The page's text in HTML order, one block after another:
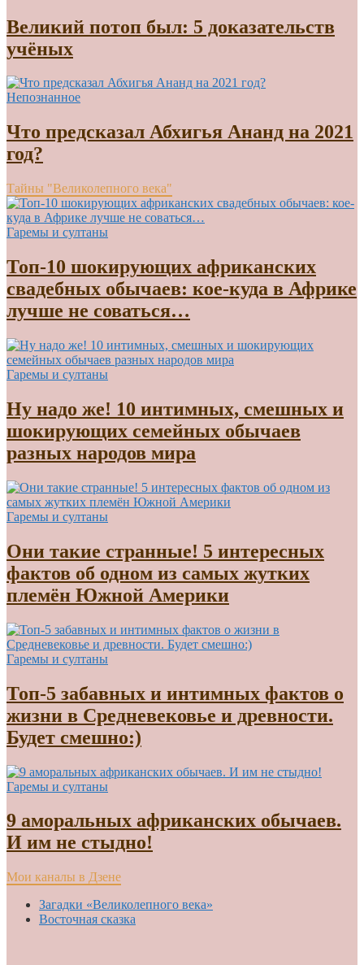
Великий потоп был: 5 доказательств
учёных
Непознанное
Что предсказал Абхигья Ананд на 2021
год?
Тайны "Великолепного века"
Гаремы и султаны
Топ-10 шокирующих африканских
свадебных обычаев: кое-куда в Африке
лучше не соваться…
Гаремы и султаны
Ну надо же! 10 интимных, смешных и
шокирующих семейных обычаев
разных народов мира
Гаремы и султаны
Они такие странные! 5 интересных
фактов об одном из самых жутких
племён Южной Америки
Гаремы и султаны
Топ-5 забавных и интимных фактов о
жизни в Средневековье и древности.
Будет смешно:)
Гаремы и султаны
9 аморальных африканских обычаев.
И им не стыдно!
Мои каналы в Дзене
Загадки «Великолепного века»
Восточная сказка